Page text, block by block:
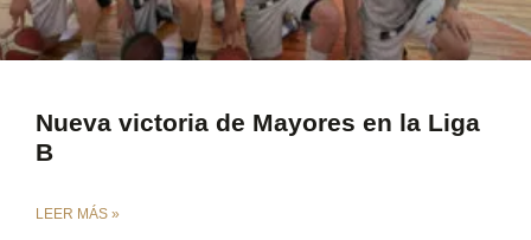
Nueva victoria de Mayores en la Liga
B
LEER MÁS »